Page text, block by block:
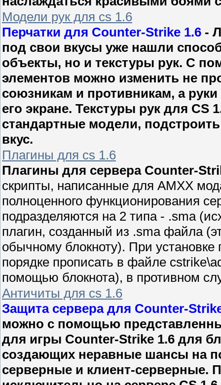
Модели рук для cs 1.6
Перчатки для Counter-Strike 1.6 -
под свои вкусы уже нашли
объекты, но и текстуры рук. С
элементов можно изменить не
союзникам и противникам, а
его экране. Текстуры рук для CS
стандартные модели,
вкус.
Плагины для cs 1.6
Плагины для сервера Counter-
скрипты, написанные для AMXX
полноценного функционирования
подразделяются на 2 типа - .sma
плагин, созданный из .sma файла
обычному блокноту). При
порядке прописать в файле
помощью блокнота), в противном
Античиты для cs 1.6
Защита сервера для Counter-
можно с помощью
для игры Counter-Strike 1.6 для
создающих неравные шансы на
серверные и клиент-серверные.